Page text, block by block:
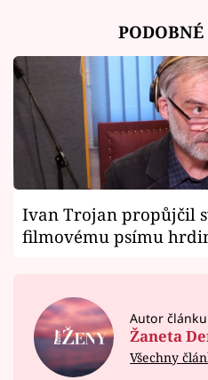
Ivan Trojan propůjčil
filmovému psímu
Autor článku
Žaneta
Všechny